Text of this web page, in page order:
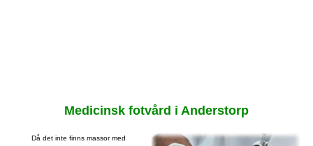
Medicinsk fotvård i Anderstorp
Då det inte finns massor med